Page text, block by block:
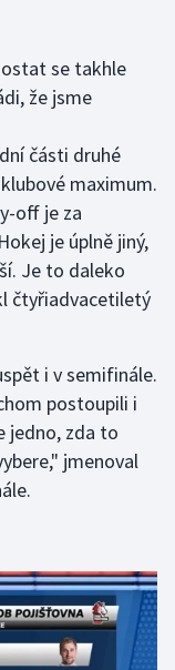
se takhle
že jsme
části druhé
maximum.
off je za
je úplně jiný,
Je to daleko
čtyřiadvacetiletý
i v semifinále.
postoupili i
jedno, zda to
jmenoval